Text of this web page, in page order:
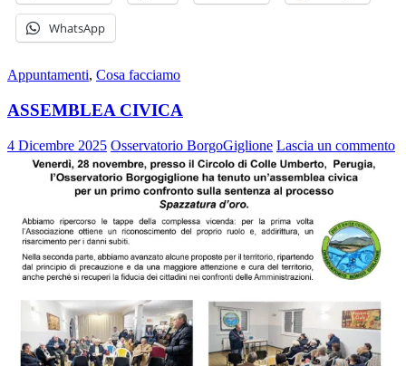
WhatsApp
Appuntamenti, Cosa facciamo
ASSEMBLEA CIVICA
4 Dicembre 2025 Osservatorio BorgoGiglione Lascia un commento